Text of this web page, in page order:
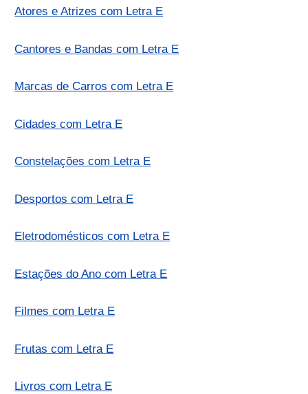
Atores e Atrizes com Letra E
Cantores e Bandas com Letra E
Marcas de Carros com Letra E
Cidades com Letra E
Constelações com Letra E
Desportos com Letra E
Eletrodomésticos com Letra E
Estações do Ano com Letra E
Filmes com Letra E
Frutas com Letra E
Livros com Letra E